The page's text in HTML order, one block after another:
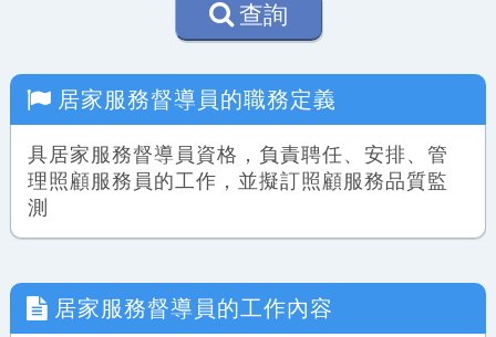
查詢
居家服務督導員 的職務定義
具居家服務督導員資格，負責聘任、安排、管
理照顧服務員的工作，並擬訂照顧服務品質監
測
居家服務督導員 的工作內容